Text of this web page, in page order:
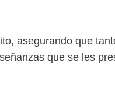
asegurando que
que se les